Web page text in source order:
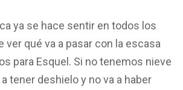
ya se hace sentir en todos los
ver qué va a pasar con la escasa
para Esquel. Si no tenemos nieve
tener deshielo y no va a haber